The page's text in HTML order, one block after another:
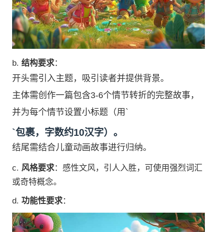
b. 结构要求：
开头需引入主题，吸引读者并提供背景。
主体需创作一篇包含3-6个情节转折的完整故事，
并为每个情节设置小标题（用`
`包裹，字数约10汉字）。
结尾需结合儿童动画故事进行归纳。
c. 风格要求：感性文风，引人入胜，可使用强烈词汇
或奇特概念。
d. 功能性要求：